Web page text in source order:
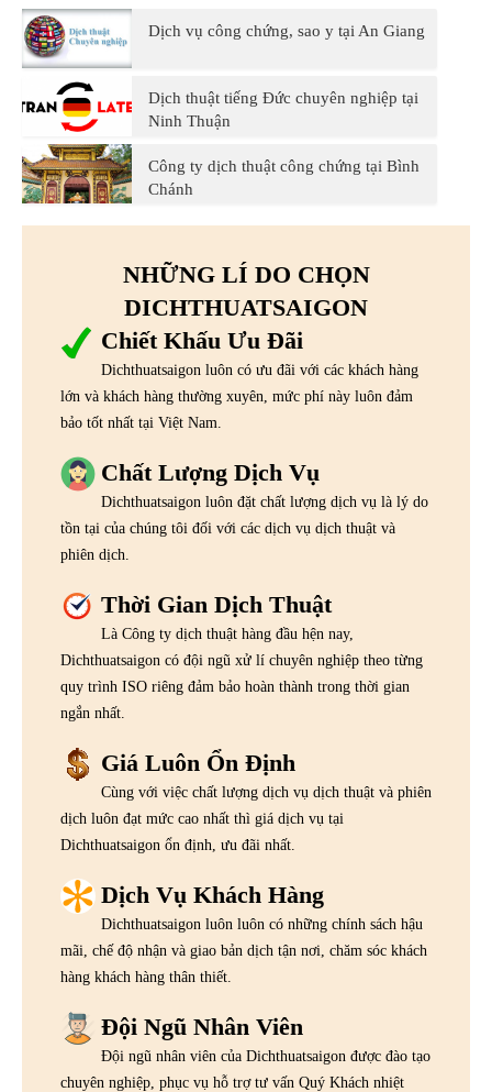
Dịch vụ công chứng, sao y tại An Giang
Dịch thuật tiếng Đức chuyên nghiệp tại
Ninh Thuận
Công ty dịch thuật công chứng tại Bình
Chánh
NHỮNG LÍ DO CHỌN
DICHTHUATSAIGON
Chiết Khấu Ưu Đãi
Dichthuatsaigon luôn có ưu đãi với các khách hàng
lớn và khách hàng thường xuyên, mức phí này luôn đảm
bảo tốt nhất tại Việt Nam.
Chất Lượng Dịch Vụ
Dichthuatsaigon luôn đặt chất lượng dịch vụ là lý do
tồn tại của chúng tôi đối với các dịch vụ dịch thuật và
phiên dịch.
Thời Gian Dịch Thuật
Là Công ty dịch thuật hàng đầu hện nay,
Dichthuatsaigon có đội ngũ xử lí chuyên nghiệp theo từng
quy trình ISO riêng đảm bảo hoàn thành trong thời gian
ngắn nhất.
Giá Luôn Ổn Định
Cùng với việc chất lượng dịch vụ dịch thuật và phiên
dịch luôn đạt mức cao nhất thì giá dịch vụ tại
Dichthuatsaigon ổn định, ưu đãi nhất.
Dịch Vụ Khách Hàng
Dichthuatsaigon luôn luôn có những chính sách hậu
mãi, chế độ nhận và giao bản dịch tận nơi, chăm sóc khách
hàng khách hàng thân thiết.
Đội Ngũ Nhân Viên
Đội ngũ nhân viên của Dichthuatsaigon được đào tạo
chuyên nghiệp, phục vụ hỗ trợ tư vấn Quý Khách nhiệt